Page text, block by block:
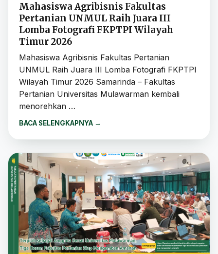
Mahasiswa Agribisnis Fakultas
Pertanian UNMUL Raih Juara III
Lomba Fotografi FKPTPI Wilayah
Timur 2026
Mahasiswa Agribisnis Fakultas Pertanian
UNMUL Raih Juara III Lomba Fotografi FKPTPI
Wilayah Timur 2026 Samarinda – Fakultas
Pertanian Universitas Mulawarman kembali
menorehkan …
BACA SELENGKAPNYA →